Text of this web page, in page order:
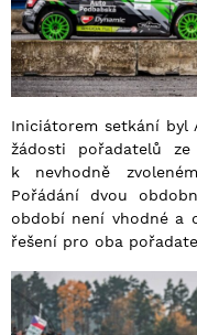
Iniciátorem setkání byl
žádosti pořadatelů
k nevhodně
Pořádání dvou
období není vhodné a
řešení pro oba